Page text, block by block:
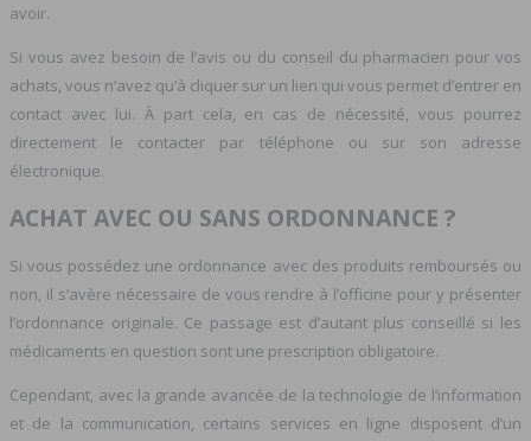
avoir.
Si vous avez besoin de l’avis ou du conseil du pharmacien pour vos
achats, vous n’avez qu’à cliquer sur un lien qui vous permet d’entrer en
contact avec lui. À part cela, en cas de nécessité, vous pourrez
directement le contacter par téléphone ou sur son adresse
électronique.
ACHAT AVEC OU SANS ORDONNANCE ?
Si vous possédez une ordonnance avec des produits remboursés ou
non, il s’avère nécessaire de vous rendre à l’officine pour y présenter
l’ordonnance originale. Ce passage est d’autant plus conseillé si les
médicaments en question sont une prescription obligatoire.
Cependant, avec la grande avancée de la technologie de l’information
et de la communication, certains services en ligne disposent d’un